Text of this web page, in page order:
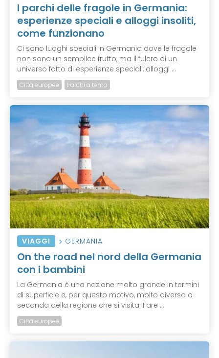
I parchi delle fragole in Germania:
esperienze speciali e alloggi insoliti,
come funzionano
Ci sono luoghi speciali in Germania dove le fragole
non sono un semplice frutto, ma il fulcro di un
universo fatto di esperienze speciali, alloggi ...
Città europee Parchi a tema
VIAGGI GERMANIA
On the road nel nord della Germania
con i bambini
La Germania è una nazione molto grande in termini
di superficie e, per questo motivo, molto diversa a
seconda della regione che si visita. Fare ...
Città europee